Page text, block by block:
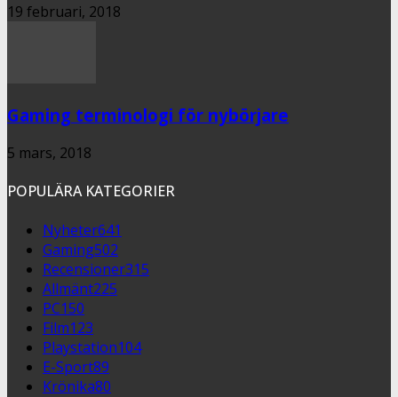
19 februari, 2018
Gaming terminologi för nybörjare
5 mars, 2018
POPULÄRA KATEGORIER
Nyheter641
Gaming502
Recensioner315
Allmänt225
PC150
Film123
Playstation104
E-Sport89
Krönika80